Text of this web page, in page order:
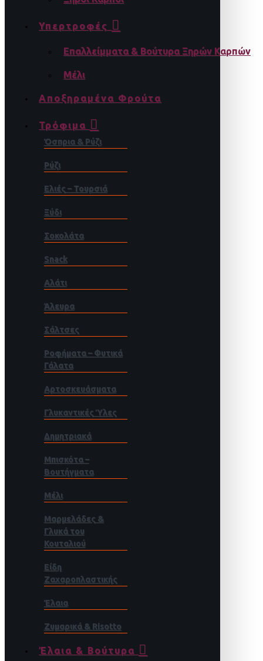
Υπερτροφές
Επαλλείμματα & Βούτυρα Ξηρών Καρπών
Μέλι
Αποξηραμένα Φρούτα
Τρόφιμα
Όσπρια & Ρύζι
Ρύζι
Ελιές – Τουρσιά
Ξύδι
Σοκολάτα
Snack
Αλάτι
Άλευρα
Σάλτσες
Ροφήματα – Φυτικά
Γάλατα
Αρτοσκευάσματα
Γλυκαντικές Ύλες
Δημητριακά
Μπισκότα –
Βουτήγματα
Μέλι
Μαρμελάδες &
Γλυκά του
Κουταλιού
Είδη
Ζαχαροπλαστικής
Έλαια
Ζυμαρικά & Risotto
Έλαια & Βούτυρα